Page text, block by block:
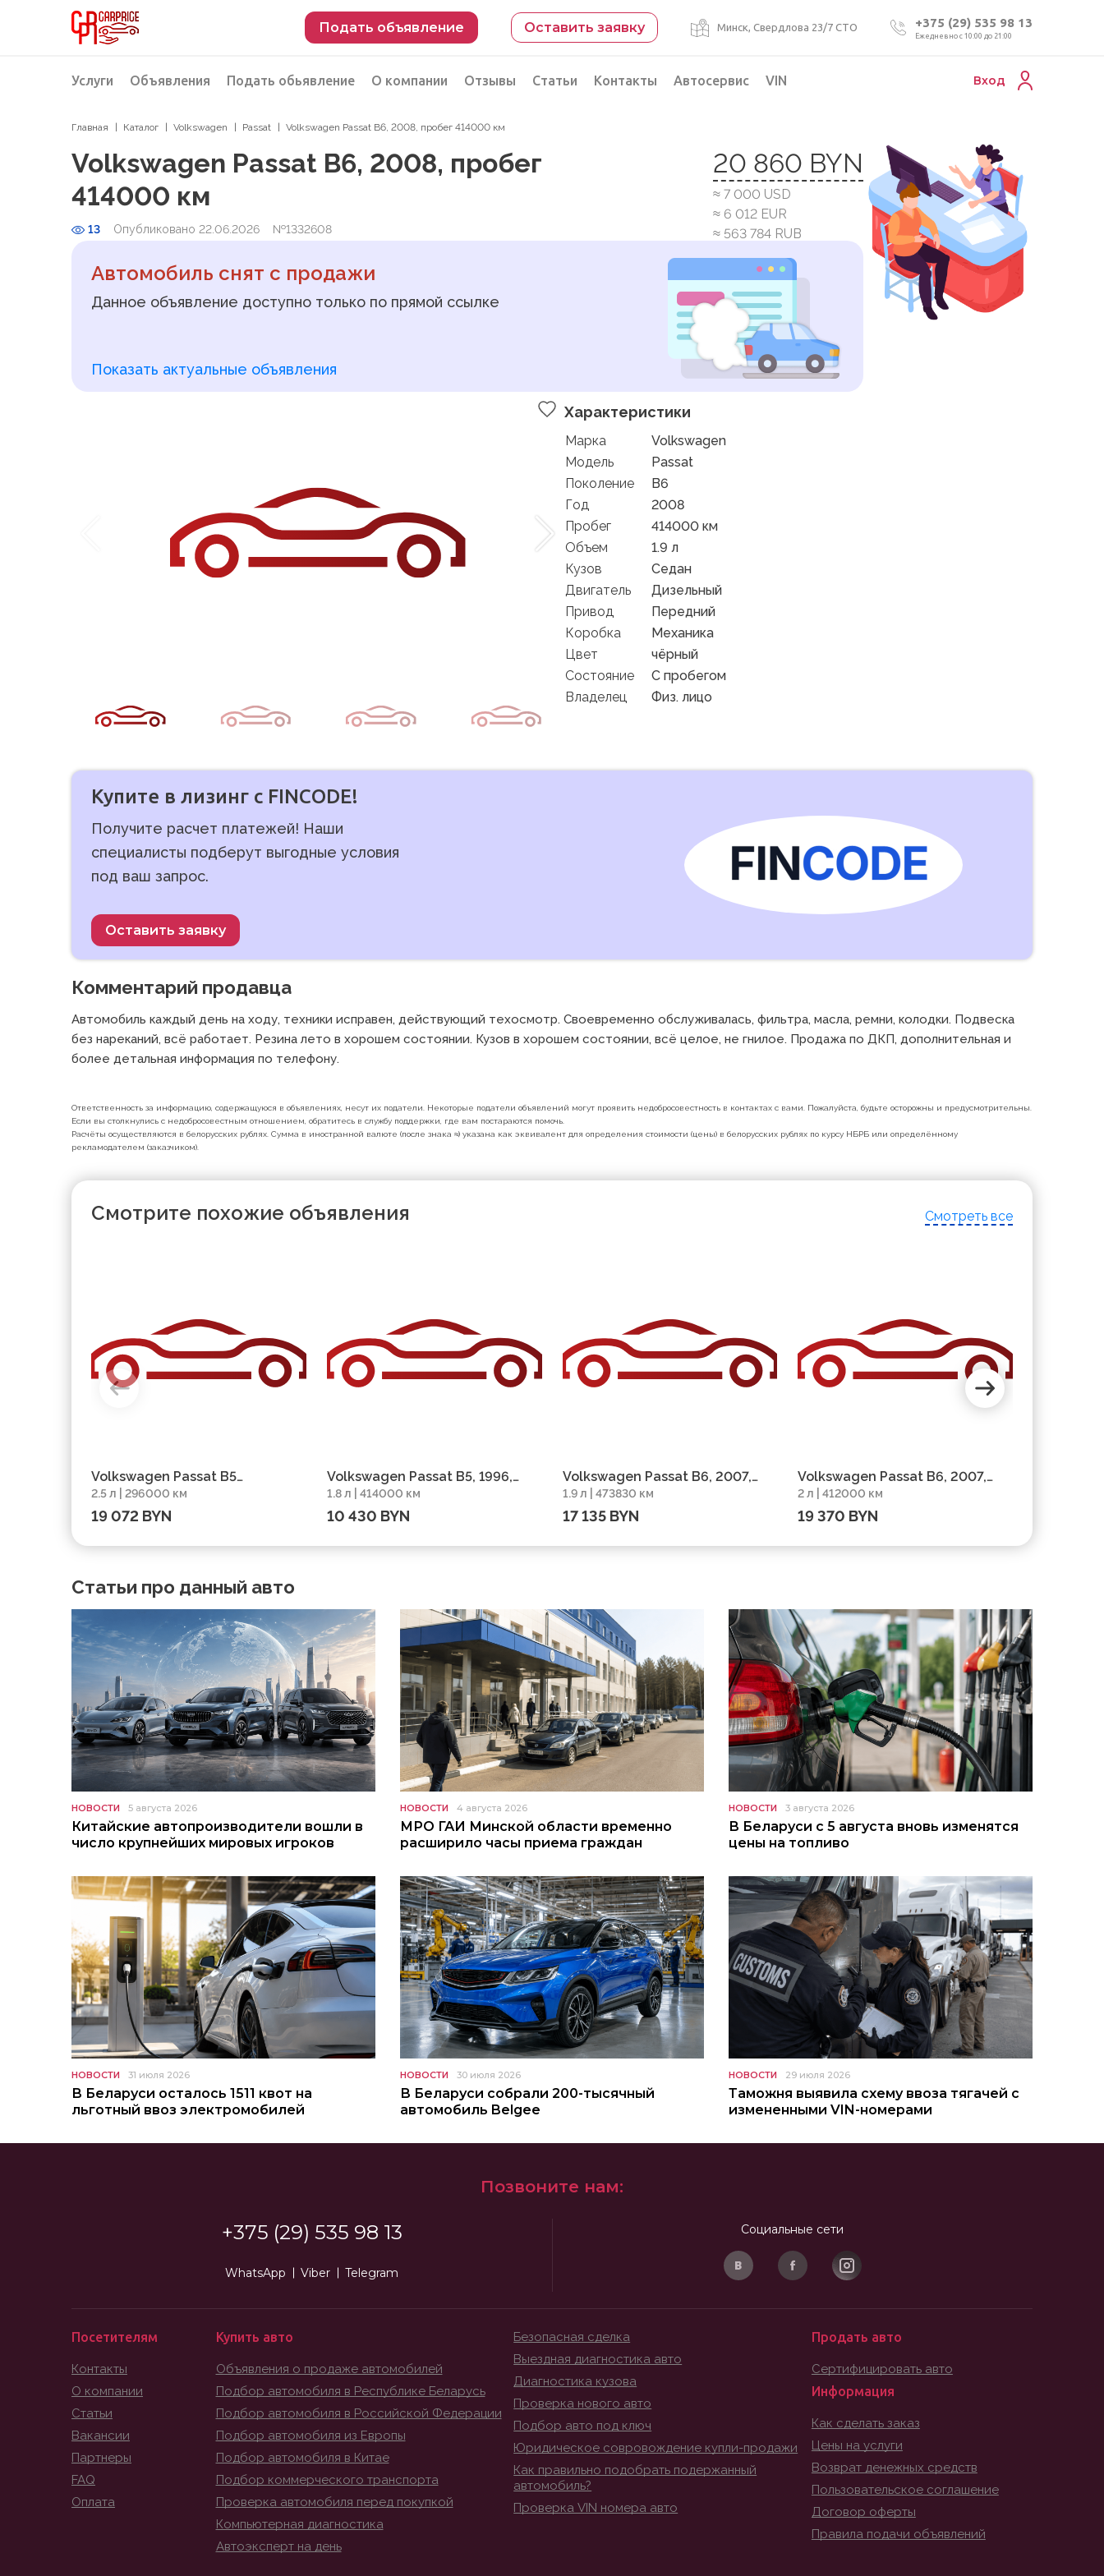
Подать объявление Оставить заявку Минск, Свердлова 23/7 СТО +375 (29) 535 98 13
Ежедневно с 10:00 до 21:00
Услуги
Подбор автомобиля
Подбор автомобиля из Российской Федерации
Подбор автомобиля из Европы
Проверка автомобиля перед покупкой
Подбор автомобиля из Китая Проверка VIN номера авто
Пригон авто из Беларуси
Подбор мотоцикла
Объявления Подать обьявление
Разместить объявление о продаже
О компании Отзывы Статьи Контакты Автосервис VIN Вход
Главная Каталог Volkswagen Passat Volkswagen Passat B6, 2008, пробег 414000 км
Volkswagen Passat B6, 2008, пробег
414000 км
13 Опубликовано 22.06.2026 №1332608
20 860 BYN
≈ 7 000 USD
≈ 6 012 EUR
≈ 563 784 RUB
Автомобиль снят с продажи
Данное объявление доступно только по прямой ссылке
Показать актуальные объявления
Характеристики
Марка
Volkswagen
Модель
Passat
Поколение
B6
Год
2008
Пробег
414000 км
Объем
1.9 л
Кузов
Седан
Двигатель
Дизельный
Привод
Передний
Коробка
Механика
Цвет
чёрный
Состояние
C пробегом
Владелец
Физ. лицо
Купите в лизинг с FINCODE!
Получите расчет платежей! Наши
специалисты подберут выгодные условия
под ваш запрос.
Оставить заявку
Комментарий продавца
Автомобиль каждый день на ходу, техники исправен, действующий техосмотр. Своевременно обслуживалась, фильтра, масла, ремни, колодки. Подвеска
без нареканий, всё работает. Резина лето в хорошем состоянии. Кузов в хорошем состоянии, всё целое, не гнилое. Продажа по ДКП, дополнительная и
более детальная информация по телефону.
Ответственность за информацию, содержащуюся в объявлениях, несут их податели. Некоторые податели объявлений могут проявить недобросовестность в контактах с вами. Пожалуйста, будьте осторожны и предусмотрительны.
Если вы столкнулись с недобросовестным отношением, обратитесь в службу поддержки, где вам постараются помочь.
Расчёты осуществляются в белорусских рублях. Сумма в иностранной валюте (после знака ≈) указана как эквивалент для определения стоимости (цены) в белорусских рублях по курсу НБРБ или определённому
рекламодателем (заказчиком).
Смотрите похожие объявления Смотреть все
Volkswagen Passat B5
Рестайлинг, 2002, пробег
296000 км
2.5 л | 296000 км
19 072 BYN
Volkswagen Passat B5, 1996,
пробег 414000 км
1.8 л | 414000 км
10 430 BYN
Volkswagen Passat B6, 2007,
пробег 473830 км
1.9 л | 473830 км
17 135 BYN
Volkswagen Passat B6, 2007,
пробег 412000 км
2 л | 412000 км
19 370 BYN
Статьи про данный авто
НОВОСТИ 5 августа 2026
Китайские автопроизводители вошли в
число крупнейших мировых игроков
НОВОСТИ 4 августа 2026
МРО ГАИ Минской области временно
расширило часы приема граждан
НОВОСТИ 3 августа 2026
В Беларуси с 5 августа вновь изменятся
цены на топливо
НОВОСТИ 31 июля 2026
В Беларуси осталось 1511 квот на
льготный ввоз электромобилей
НОВОСТИ 30 июля 2026
В Беларуси собрали 200-тысячный
автомобиль Belgee
НОВОСТИ 29 июля 2026
Таможня выявила схему ввоза тягачей с
измененными VIN-номерами
Позвоните нам:
+375 (29) 535 98 13
WhatsApp Viber Telegram
Социальные сети
Посетителям
Контакты
О компании
Статьи
Вакансии
Партнеры
FAQ
Оплата
Купить авто
Объявления о продаже автомобилей
Подбор автомобиля в Республике Беларусь
Подбор автомобиля в Российской Федерации
Подбор автомобиля из Европы
Подбор автомобиля в Китае
Подбор коммерческого транспорта
Проверка автомобиля перед покупкой
Компьютерная диагностика
Автоэксперт на день
Безопасная сделка
Выездная диагностика авто
Диагностика кузова
Проверка нового авто
Подбор авто под ключ
Юридическое совровождение купли-продажи
Как правильно подобрать подержанный
автомобиль?
Проверка VIN номера авто
Продать авто
Сертифицировать авто
Информация
Как сделать заказ
Цены на услуги
Возврат денежных средств
Пользовательское соглашение
Договор оферты
Правила подачи объявлений